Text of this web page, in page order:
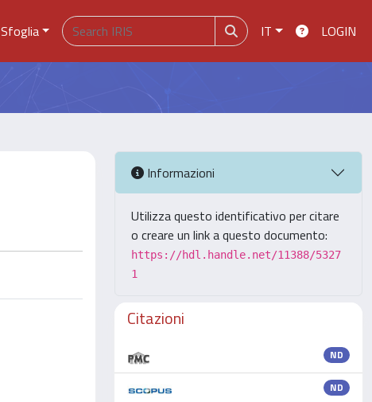
Sfoglia IT LOGIN
Informazioni
Utilizza questo identificativo per citare
o creare un link a questo documento:
https://hdl.handle.net/11388/5327
1
Citazioni
ND
ND